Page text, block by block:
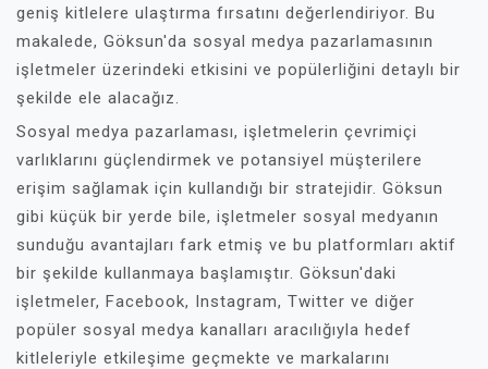
geniş kitlelere ulaştırma fırsatını değerlendiriyor. Bu
makalede, Göksun'da sosyal medya pazarlamasının
işletmeler üzerindeki etkisini ve popülerliğini detaylı bir
şekilde ele alacağız.
Sosyal medya pazarlaması, işletmelerin çevrimiçi
varlıklarını güçlendirmek ve potansiyel müşterilere
erişim sağlamak için kullandığı bir stratejidir. Göksun
gibi küçük bir yerde bile, işletmeler sosyal medyanın
sunduğu avantajları fark etmiş ve bu platformları aktif
bir şekilde kullanmaya başlamıştır. Göksun'daki
işletmeler, Facebook, Instagram, Twitter ve diğer
popüler sosyal medya kanalları aracılığıyla hedef
kitleleriyle etkileşime geçmekte ve markalarını